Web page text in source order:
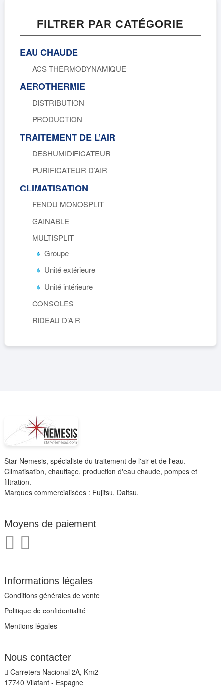
FILTRER PAR CATÉGORIE
EAU CHAUDE
ACS THERMODYNAMIQUE
AEROTHERMIE
DISTRIBUTION
PRODUCTION
TRAITEMENT DE L’AIR
DESHUMIDIFICATEUR
PURIFICATEUR D’AIR
CLIMATISATION
FENDU MONOSPLIT
GAINABLE
MULTISPLIT
Groupe
Unité extérieure
Unité intérieure
CONSOLES
RIDEAU D’AIR
Star Nemesis, spécialiste du traitement de l'air et de l'eau.
Climatisation, chauffage, production d'eau chaude, pompes et
filtration.
Marques commercialisées : Fujitsu, Daitsu.
Moyens de paiement
Informations légales
Conditions générales de vente
Politique de confidentialité
Mentions légales
Nous contacter
Carretera Nacional 2A, Km2
17740 Vilafant - Espagne